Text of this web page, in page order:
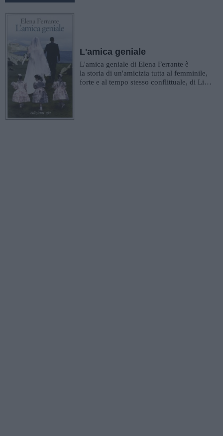
L'amica geniale
L'amica geniale di Elena Ferrante è
la storia di un'amicizia tutta al femminile,
forte e al tempo stesso conflittuale, di Lila